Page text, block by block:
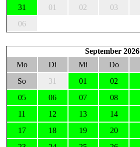
31
01 02 03
06
September 2026
Mo
Di Mi Do
So
31 01 02
05
06 07 08
11
12 13 14
17
18 19 20